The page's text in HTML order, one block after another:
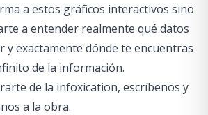
a estos gráficos interactivos sino
a entender realmente qué datos
y exactamente dónde te encuentras
de la información.
de la infoxication, escríbenos y
a la obra.